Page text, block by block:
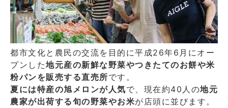
都市文化と農民の交流を目的に平成26年6月にオー
プンした地元産の新鮮な野菜やつきたてのお餅や米
粉パンを販売する直売所です。
夏には特産の旭メロンが人気で、現在約40人の地元
農家が出荷する旬の野菜やお米が店頭に並びます。